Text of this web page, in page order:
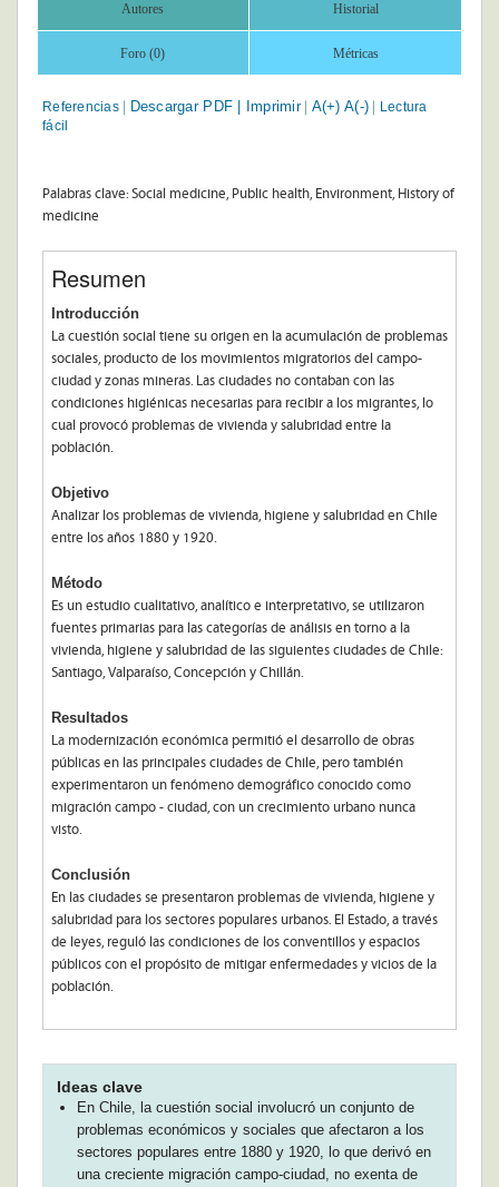
Autores Historial
Foro (0) Métricas
Referencias| Descargar PDF | Imprimir| A(+) A(-)
Lectura
fácil
Palabras clave: Social medicine, Public health, Environment, History of
medicine
Resumen
Introducción
La cuestión social tiene su origen en la acumulación de problemas
sociales, producto de los movimientos migratorios del campo-
ciudad y zonas mineras. Las ciudades no contaban con las
condiciones higiénicas necesarias para recibir a los migrantes, lo
cual provocó problemas de vivienda y salubridad entre la
población.
Objetivo
Analizar los problemas de vivienda, higiene y salubridad en Chile
entre los años 1880 y 1920.
Método
Es un estudio cualitativo, analítico e interpretativo, se utilizaron
fuentes primarias para las categorías de análisis en torno a la
vivienda, higiene y salubridad de las siguientes ciudades de Chile:
Santiago, Valparaíso, Concepción y Chillán.
Resultados
La modernización económica permitió el desarrollo de obras
públicas en las principales ciudades de Chile, pero también
experimentaron un fenómeno demográfico conocido como
migración campo - ciudad, con un crecimiento urbano nunca
visto.
Conclusión
En las ciudades se presentaron problemas de vivienda, higiene y
salubridad para los sectores populares urbanos. El Estado, a través
de leyes, reguló las condiciones de los conventillos y espacios
públicos con el propósito de mitigar enfermedades y vicios de la
población.
Ideas clave
En Chile, la cuestión social involucró un conjunto de
problemas económicos y sociales que afectaron a los
sectores populares entre 1880 y 1920, lo que derivó en
una creciente migración campo-ciudad, no exenta de